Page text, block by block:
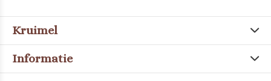
Kruimel
Informatie